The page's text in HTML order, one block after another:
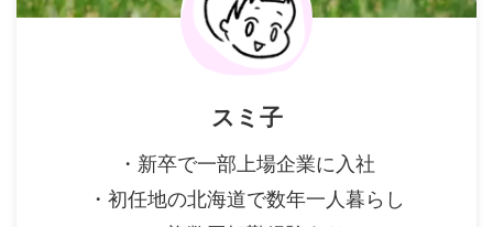
スミ子
・新卒で一部上場企業に入社
・初任地の北海道で数年一人暮らし